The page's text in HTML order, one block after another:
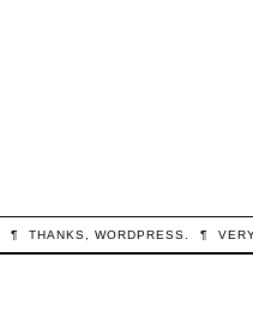
¶ THANKS, WORDPRESS ¶